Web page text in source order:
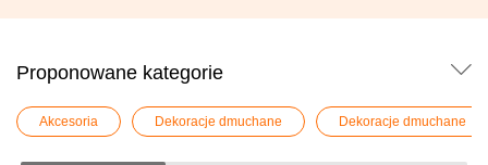
Proponowane kategorie
Akcesoria Dekoracje dmuchane Dekoracje dmuchane